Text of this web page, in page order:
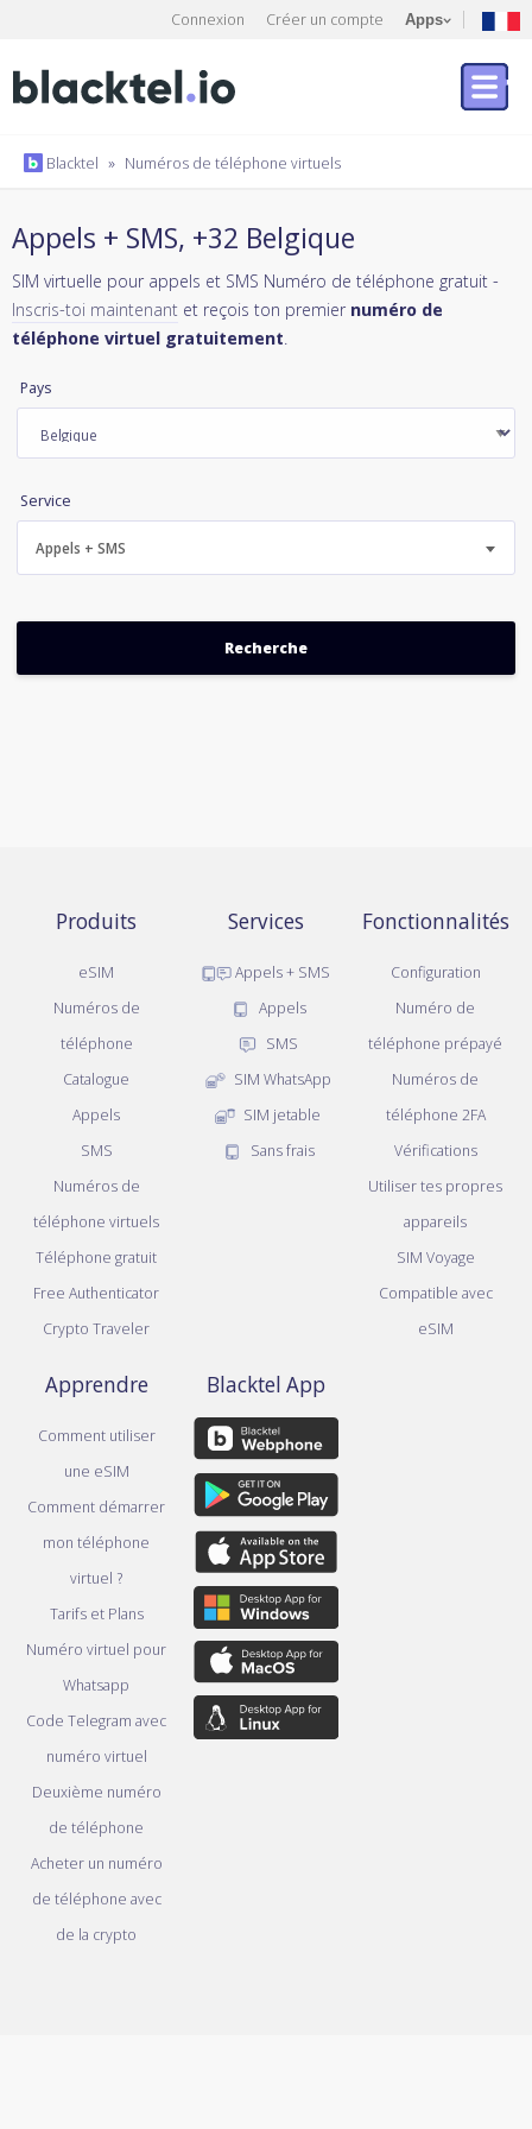
Connexion Créer un compte Apps
Blacktel » Numéros de téléphone virtuels
Appels + SMS, +32 Belgique
SIM virtuelle pour appels et SMS Numéro de téléphone gratuit -
Inscris-toi maintenant et reçois ton premier numéro de
téléphone virtuel gratuitement.
Pays
Service
Appels + SMS
Produits
eSIM
Numéros de
téléphone
Catalogue
Appels
SMS
Numéros de
téléphone virtuels
Téléphone gratuit
Free Authenticator
Crypto Traveler
Services
Appels + SMS
Appels
SMS
SIM WhatsApp
SIM jetable
Sans frais
Fonctionnalités
Configuration
Numéro de
téléphone prépayé
Numéros de
téléphone 2FA
Vérifications
Utiliser tes propres
appareils
SIM Voyage
Compatible avec
eSIM
Apprendre
Comment utiliser
une eSIM
Comment démarrer
mon téléphone
virtuel ?
Tarifs et Plans
Numéro virtuel pour
Whatsapp
Code Telegram avec
numéro virtuel
Deuxième numéro
de téléphone
Acheter un numéro
de téléphone avec
de la crypto
Blacktel App